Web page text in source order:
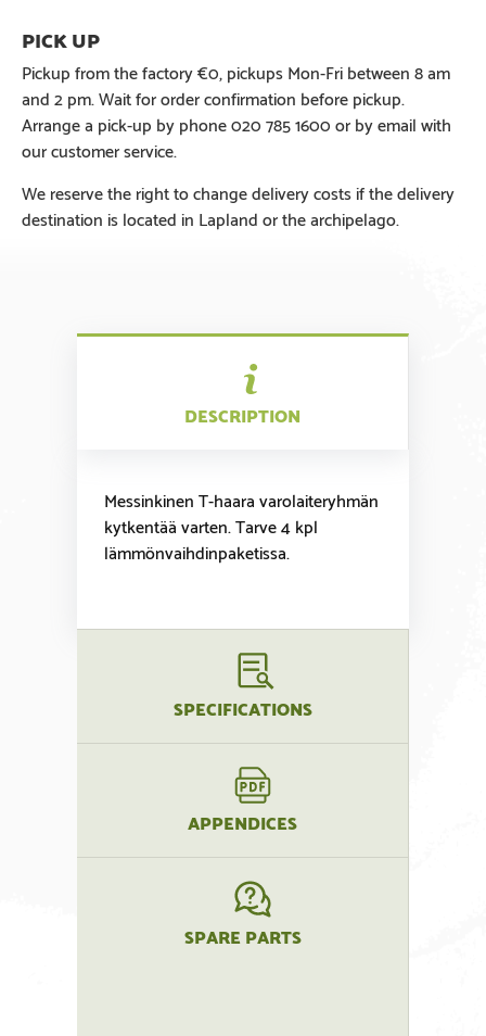
Pickup from the factory €0, pickups Mon-Fri between 8 am
and 2 pm. Wait for order confirmation before pickup.
Arrange a pick-up by phone 020 785 1600 or by email with
our customer service.
We reserve the right to change delivery costs if the delivery
destination is located in Lapland or the archipelago.
DESCRIPTION
Messinkinen T-haara varolaiteryhmän
kytkentää varten. Tarve 4 kpl
lämmönvaihdinpaketissa.
SPECIFICATIONS
APPENDICES
SPARE PARTS